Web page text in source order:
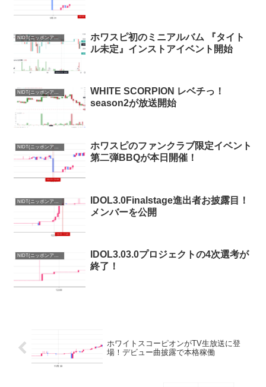
NIDT(ニッポンアイドルトークン)まとめ
ホワスピ初のミニアルバム 『タイト
ル未定』インストアイベント開始
NIDT(ニッポンアイドルトークン)まとめ
WHITE SCORPION レベチっ！
season2が放送開始
NIDT(ニッポンアイドルトークン)まとめ
ホワスピのファンクラブ限定イベント
第二弾BBQが本日開催！
IDOL3.0Finalstage進出者お披露目！
メンバーを公開
NIDT(ニッポンアイドルトークン)まとめ
IDOL3.03.0プロジェクトの4次選考が
終了！
ホワイトスコーピオンがTV生放送に登
場！デビュー曲披露で本格稼働